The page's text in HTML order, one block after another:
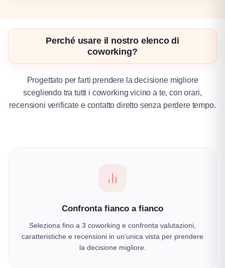
Perché usare il nostro elenco di
coworking?
Progettato per farti prendere la decisione migliore
scegliendo tra tutti i coworking vicino a te, con orari,
recensioni verificate e contatto diretto senza perdere tempo.
Confronta fianco a fianco
Seleziona fino a 3 coworking e confronta valutazioni,
caratteristiche e recensioni in un'unica vista per prendere
la decisione migliore.